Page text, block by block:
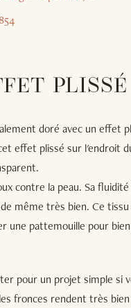
PLISSÉ
doré avec un effet
effet plissé sur l'endroit
contre la peau. Sa
même très bien. Ce
une pattemouille pour
pour un projet simple si
fronces rendent très